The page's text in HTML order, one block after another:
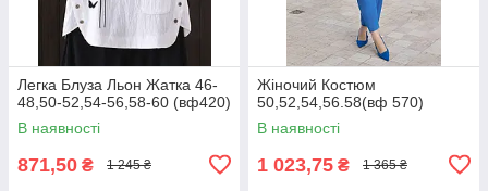
Легка Блуза Льон Жатка 46-
48,50-52,54-56,58-60 (вф420)
В наявності
871,50 ₴ 1 245 ₴
Жіночий Костюм
50,52,54,56.58(вф 570)
В наявності
1 023,75 ₴ 1 365 ₴